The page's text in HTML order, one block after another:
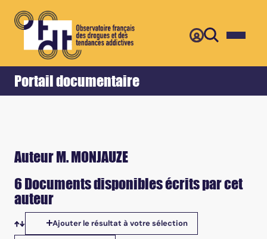
Portail documentaire
Accueil Retour
Auteur M. MONJAUZE
6 Documents disponibles écrits par cet
auteur
Tris disponibles
Ajouter le résultat à votre sélection